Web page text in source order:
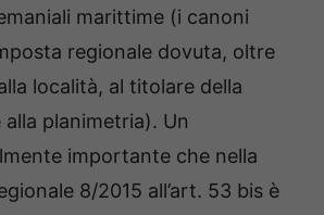
marittime (i canoni
regionale dovuta, oltre
località, al titolare della
planimetria). Un
importante che nella
8/2015 all’art. 53 bis è